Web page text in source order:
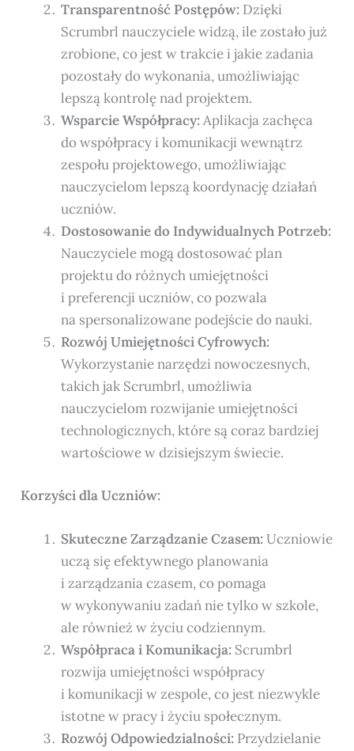
Transparentność Postępów: Dzięki
Scrumbrl nauczyciele widzą, ile zostało już
zrobione, co jest w trakcie i jakie zadania
pozostały do wykonania, umożliwiając
lepszą kontrolę nad projektem.
Wsparcie Współpracy: Aplikacja zachęca
do współpracy i komunikacji wewnątrz
zespołu projektowego, umożliwiając
nauczycielom lepszą koordynację działań
uczniów.
Dostosowanie do Indywidualnych Potrzeb:
Nauczyciele mogą dostosować plan
projektu do różnych umiejętności
i preferencji uczniów, co pozwala
na spersonalizowane podejście do nauki.
Rozwój Umiejętności Cyfrowych:
Wykorzystanie narzędzi nowoczesnych,
takich jak Scrumbrl, umożliwia
nauczycielom rozwijanie umiejętności
technologicznych, które są coraz bardziej
wartościowe w dzisiejszym świecie.
Korzyści dla Uczniów:
Skuteczne Zarządzanie Czasem: Uczniowie
uczą się efektywnego planowania
i zarządzania czasem, co pomaga
w wykonywaniu zadań nie tylko w szkole,
ale również w życiu codziennym.
Współpraca i Komunikacja: Scrumbrl
rozwija umiejętności współpracy
i komunikacji w zespole, co jest niezwykle
istotne w pracy i życiu społecznym.
Rozwój Odpowiedzialności: Przydzielanie